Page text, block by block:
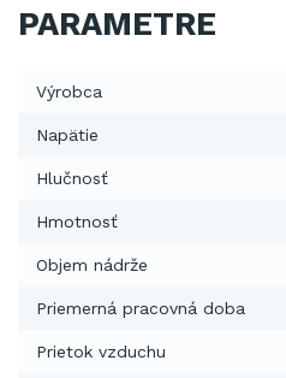
PARAMETRE
Výrobca
Napätie
Hlučnosť
Hmotnosť
Objem nádrže
Priemerná pracovná doba
Prietok vzduchu